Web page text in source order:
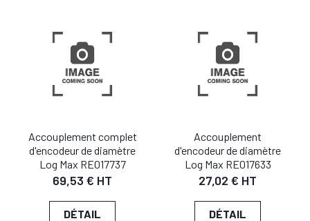
Accouplement complet
d'encodeur de diamètre
Log Max RE017737
69,53 € HT
DÉTAIL
Accouplement
d'encodeur de diamètre
Log Max RE017633
27,02 € HT
DÉTAIL